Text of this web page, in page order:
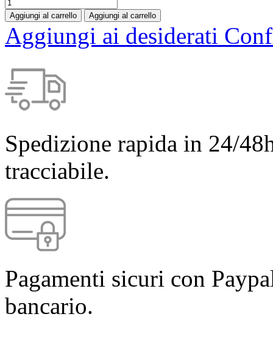
Aggiungi al carrello Aggiungi al carrello
Aggiungi ai desiderati
Spedizione rapida in 24/
tracciabile.
Pagamenti sicuri con
bancario.